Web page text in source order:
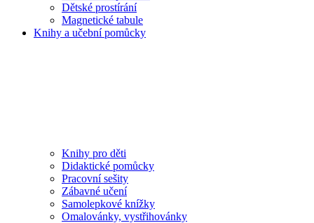
Dětské prostírání
Magnetické tabule
Knihy a učební pomůcky
Knihy pro děti
Didaktické pomůcky
Pracovní sešity
Zábavné učení
Samolepkové knížky
Omalovánky, vystřihovánky